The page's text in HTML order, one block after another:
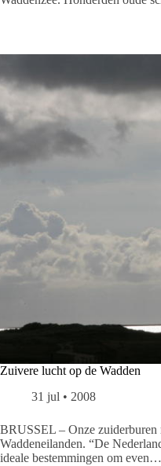
Zuivere lucht op de Wadden
31 jul • 2008
BRUSSEL – Onze zuiderburen
Waddeneilanden. “De
ideale bestemmingen om even…